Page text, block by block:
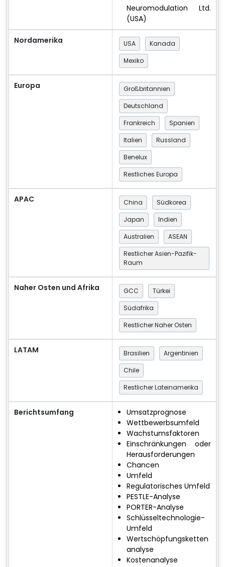
Neuromodulation Ltd.
(USA)
Nordamerika USA
Kanada
Mexiko
Europa
Großbritannien
Deutschland
Frankreich
Spanien
Italien
Russland
Benelux
Restliches Europa
APAC China
Südkorea
Japan
Indien
Australien
ASEAN
Restlicher Asien-Pazifik-
Raum
Naher Osten und Afrika GCC
Türkei
Südafrika
Restlicher Naher Osten
LATAM Brasilien
Argentinien
Chile
Restlicher Lateinamerika
Berichtsumfang
Umsatzprognose
Wettbewerbsumfeld
Wachstumsfaktoren
Einschränkungen oder
Herausforderungen
Chancen
Umfeld
Regulatorisches Umfeld
PESTLE-Analyse
PORTER-Analyse
Schlüsseltechnologie-
Umfeld
Wertschöpfungsketten
analyse
Kostenanalyse